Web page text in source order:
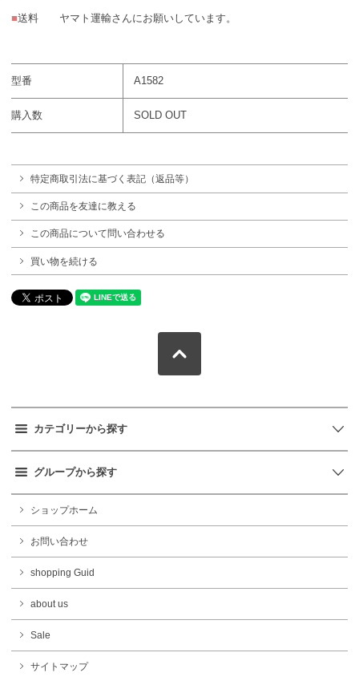
■送料 ヤマト運輸さんにお願いしています。
型番 A1582
購入数 SOLD OUT
特定商取引法に基づく表記（返品等）
この商品を友達に教える
この商品について問い合わせる
買い物を続ける
カテゴリーから探す
グループから探す
ショップホーム
お問い合わせ
shopping Guid
about us
Sale
サイトマップ